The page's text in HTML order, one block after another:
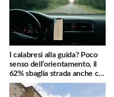
I calabresi alla guida? Poco
senso dell’orientamento, il
62% sbaglia strada anche col
navigatore